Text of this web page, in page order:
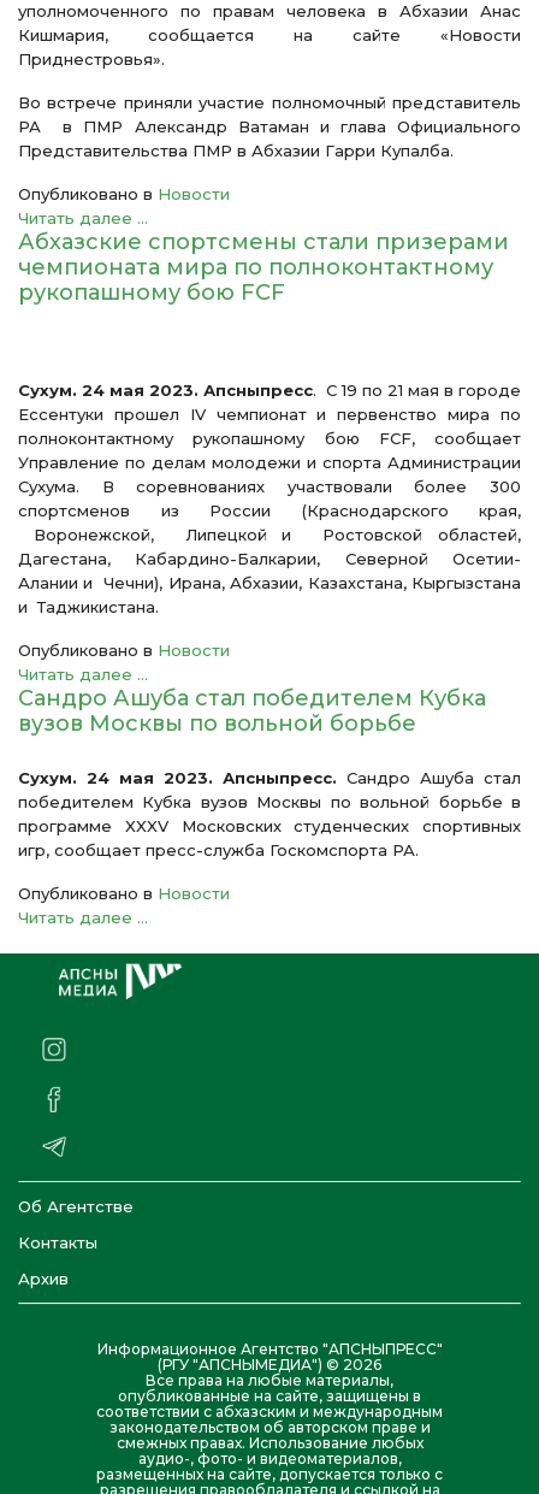
уполномоченного по правам человека в Абхазии Анас
Кишмария, сообщается на сайте «Новости
Приднестровья».
Во встрече приняли участие полномочный представитель
РА в ПМР Александр Ватаман и глава Официального
Представительства ПМР в Абхазии Гарри Купалба.
Опубликовано в Новости
Читать далее ...
Абхазские спортсмены стали призерами
чемпионата мира по полноконтактному
рукопашному бою FCF
Сухум. 24 мая 2023. Апсныпресс. С 19 по 21 мая в городе
Ессентуки прошел IV чемпионат и первенство мира по
полноконтактному рукопашному бою FCF, сообщает
Управление по делам молодежи и спорта Администрации
Сухума. В соревнованиях участвовали более 300
спортсменов из России (Краснодарского края,
Воронежской, Липецкой и Ростовской областей,
Дагестана, Кабардино-Балкарии, Северной Осетии-
Алании и Чечни), Ирана, Абхазии, Казахстана, Кыргызстана
и Таджикистана.
Опубликовано в Новости
Читать далее ...
Сандро Ашуба стал победителем Кубка
вузов Москвы по вольной борьбе
Сухум. 24 мая 2023. Апсныпресс. Сандро Ашуба стал
победителем Кубка вузов Москвы по вольной борьбе в
программе XXXV Московских студенческих спортивных
игр, сообщает пресс-служба Госкомспорта РА.
Опубликовано в Новости
Читать далее ...
Об Агентстве
Контакты
Архив
Информационное Агентство "АПСНЫПРЕСС"
(РГУ "АПСНЫМЕДИА") © 2026
Все права на любые материалы,
опубликованные на сайте, защищены в
соответствии с абхазским и международным
законодательством об авторском праве и
смежных правах. Использование любых
аудио-, фото- и видеоматериалов,
размещенных на сайте, допускается только с
разрешения правообладателя и ссылкой на